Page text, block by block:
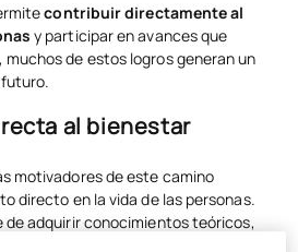
y versátil
impacto y proyección
contribuir directamente al
y participar en avances que
muchos de estos logros generan un
al bienestar
motivadores de este camino
directo en la vida de las personas.
adquirir conocimientos teóricos,